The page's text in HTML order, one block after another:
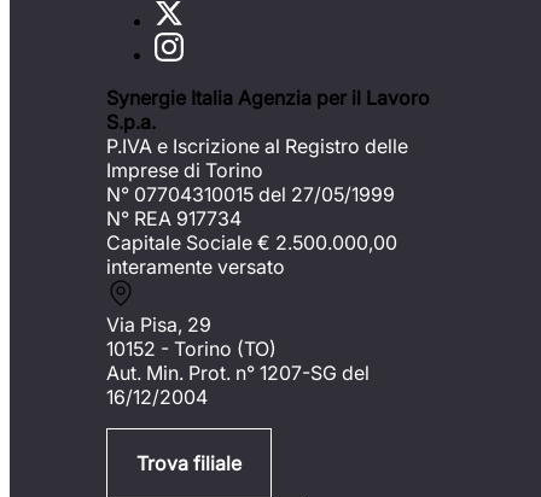
Synergie Italia Agenzia per il Lavoro
S.p.a.
P.IVA e Iscrizione al Registro delle
Imprese di Torino
N° 07704310015 del 27/05/1999
N° REA 917734
Capitale Sociale € 2.500.000,00
interamente versato
Via Pisa, 29
10152 - Torino (TO)
Aut. Min. Prot. n° 1207-SG del
16/12/2004
Trova filiale